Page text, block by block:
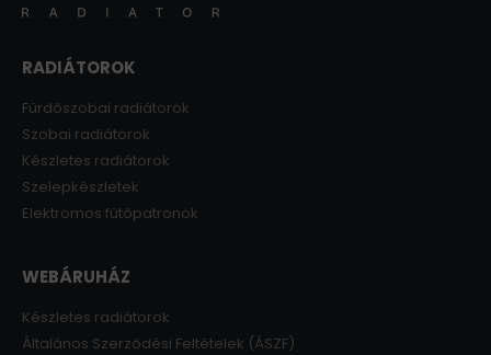
RADIÁTOROK
Fürdőszobai radiátorok
Szobai radiátorok
Készletes radiátorok
Szelepkészletek
Elektromos fűtőpatronok
WEBÁRUHÁZ
Készletes radiátorok
Általános Szerződési Feltételek (ÁSZF)